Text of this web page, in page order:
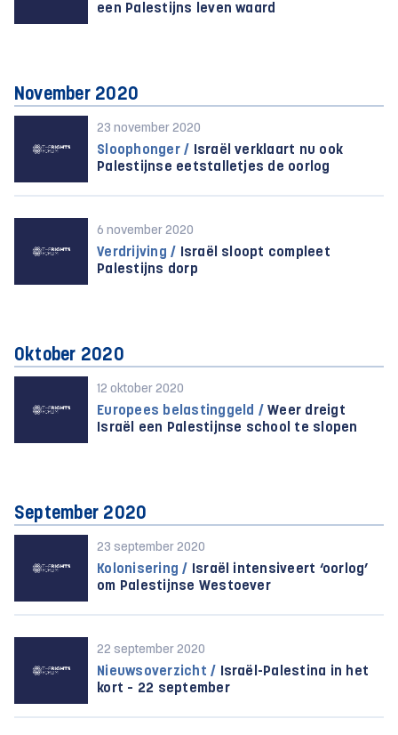
een Palestijns leven waard
November 2020
23 november 2020
Sloophonger / Israël verklaart nu ook
Palestijnse eetstalletjes de oorlog
6 november 2020
Verdrijving / Israël sloopt compleet
Palestijns dorp
Oktober 2020
12 oktober 2020
Europees belastinggeld / Weer dreigt
Israël een Palestijnse school te slopen
September 2020
23 september 2020
Kolonisering / Israël intensiveert ‘oorlog’
om Palestijnse Westoever
22 september 2020
Nieuwsoverzicht / Israël-Palestina in het
kort – 22 september